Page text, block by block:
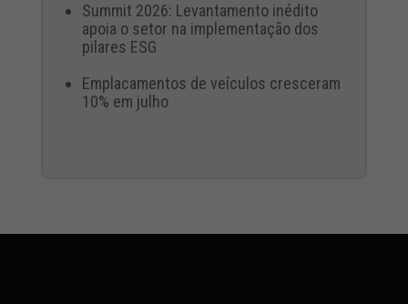
Summit 2026: Levantamento inédito
apoia o setor na implementação dos
pilares ESG
Emplacamentos de veículos cresceram
10% em julho